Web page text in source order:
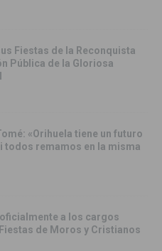
Fiestas de la Reconquista
Pública de la Gloriosa
«Orihuela tiene un futuro
todos remamos en la misma
a los cargos
de Moros y Cristianos